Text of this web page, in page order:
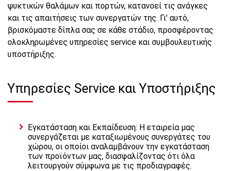
ψυκτικών θαλάμων και πορτών, κατανοεί τις ανάγκες
και τις απαιτήσεις των συνεργατών της. Γι' αυτό,
βρισκόμαστε δίπλα σας σε κάθε στάδιο, προσφέροντας
ολοκληρωμένες υπηρεσίες service και συμβουλευτικής
υποστήριξης.
Υπηρεσίες Service και Υποστήριξης
Εγκατάσταση και Εκπαίδευση: Η εταιρεία μας
συνεργάζεται με καταξιωμένους συνεργάτες του
χώρου, οι οποίοι αναλαμβάνουν την εγκατάσταση
των προϊόντων μας, διασφαλίζοντας ότι όλα
λειτουργούν σύμφωνα με τις προδιαγραφές.